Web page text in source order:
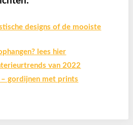
designs of de mooiste
lees hier
van 2022
– gordijnen met prints